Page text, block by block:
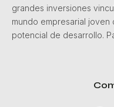
grandes inversiones
mundo empresarial
potencial de desarrollo.